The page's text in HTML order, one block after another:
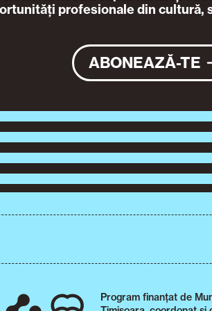
profesionale din cultură,
ABONEAZĂ-TE
Program finanțat de